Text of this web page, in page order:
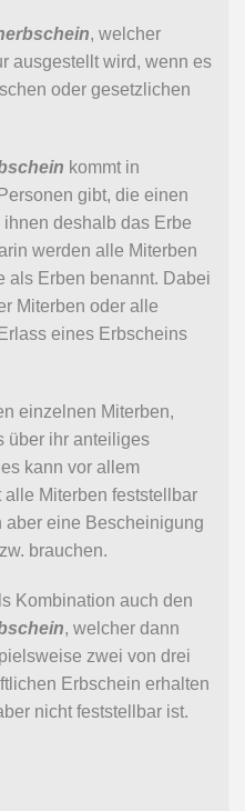
, welcher
ausgestellt wird, wenn es
oder gesetzlichen
kommt in
gibt, die einen
deshalb das Erbe
werden alle Miterben
als Erben benannt. Dabei
Miterben oder alle
eines Erbscheins
einzelnen Miterben,
über ihr anteiliges
kann vor allem
Miterben feststellbar
eine Bescheinigung
brauchen.
Kombination auch den
, welcher dann
zwei von drei
Erbschein erhalten
nicht feststellbar ist.